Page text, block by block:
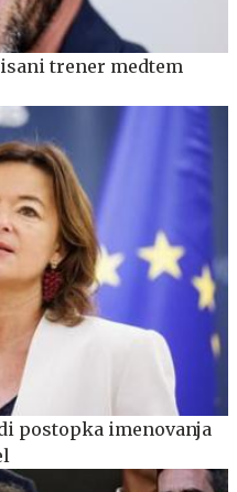
trener medtem
postopka imenovanja